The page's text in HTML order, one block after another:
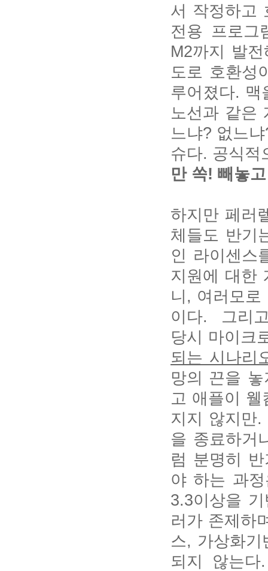
서 작정하고
전용 프로그
M2까지 발
도로 호환성
루어졌다. 맥
노선과 같은
느냐? 없느
슈다. 공식
만 쏙! 빼놓
하지만 페러
체들도 반기
인 라이센스
지원에 대한
니, 여러모
이다. 그리
당시 마이크
되는 시나리
망의 끈을
고 애플이
지지 않지만
을 종료하거
럼 분명히
야 하는 과
3.3이상을
러가 존제하
스, 가상화
되지 않는